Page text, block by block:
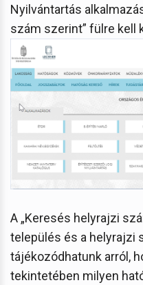
Nyilvántartás
szám szerint” fülre kell
A „Keresés helyrajzi
település és a helyrajzi
tájékozódhatunk arról,
tekintetében milyen